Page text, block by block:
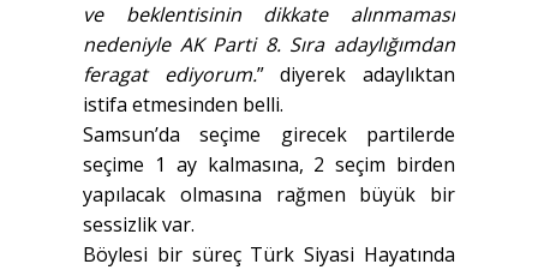
ve beklentisinin dikkate alınmaması
nedeniyle AK Parti 8. Sıra adaylığımdan
feragat ediyorum.” diyerek adaylıktan
istifa etmesinden belli.
Samsun’da seçime girecek partilerde
seçime 1 ay kalmasına, 2 seçim birden
yapılacak olmasına rağmen büyük bir
sessizlik var.
Böylesi bir süreç Türk Siyasi Hayatında